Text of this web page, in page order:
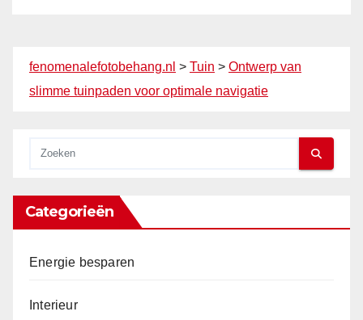
fenomenalefotobehang.nl > Tuin > Ontwerp van
slimme tuinpaden voor optimale navigatie
Categorieën
Energie besparen
Interieur